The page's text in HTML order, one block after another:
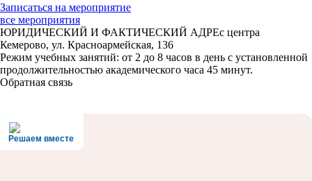
Записаться на мероприятие
все мероприятия
ЮРИДИЧЕСКИЙ И ФАКТИЧЕСКИЙ АДРЕс центра
Кемерово, ул. Красноармейская, 136
Режим учебных занятий: от 2 до 8 часов в день с установленной
продолжительностью академического часа 45 минут.
Обратная связь
Решаем вместе